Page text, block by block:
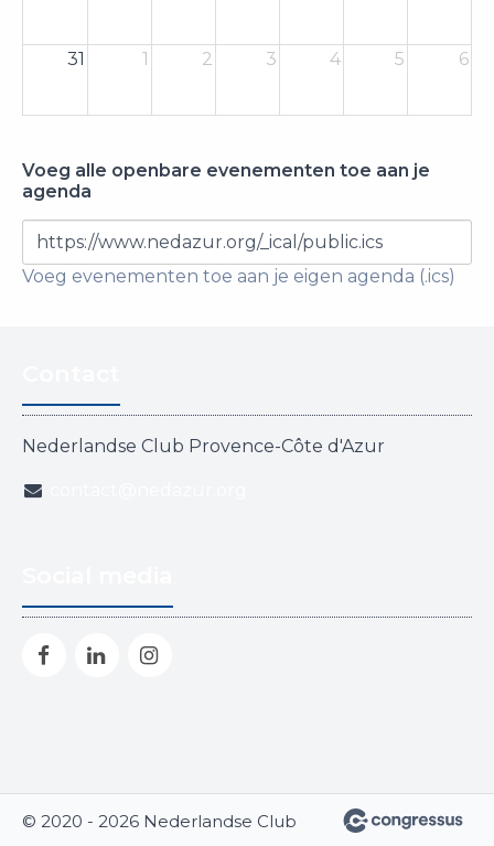
31 1 2 3 4 5 6
Voeg alle openbare evenementen toe aan je
agenda
https://www.nedazur.org/_ical/public.ics
Voeg evenementen toe aan je eigen agenda (.ics)
Nederlandse Club Provence-Côte d'Azur
© 2020 - 2026 Nederlandse Club